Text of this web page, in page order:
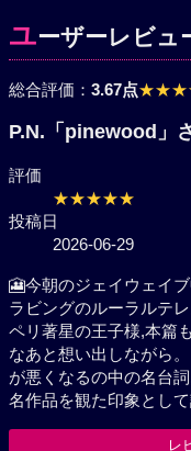
ユーザーレビュ
総合評価： 3.67点
評価
★★★★★
🎦今朝のジェイ
トリトルラビン
はサン・テグジ
ンスパイアされ
た濱口竜介監督
名台詞,あなたの
観た印象として